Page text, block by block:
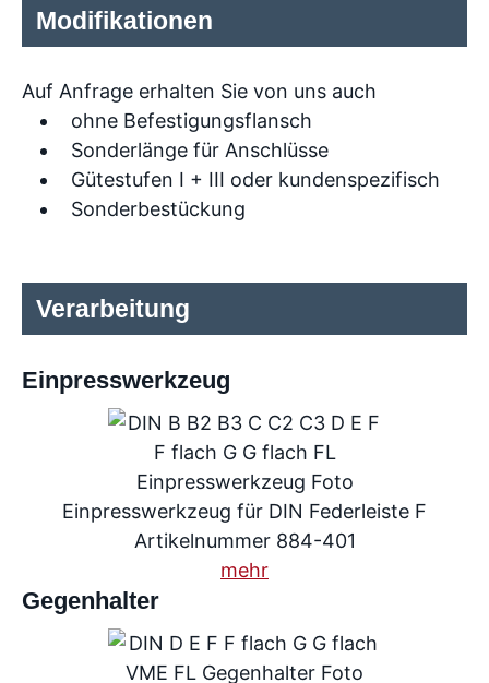
Modifikationen
Auf Anfrage erhalten Sie von uns auch
ohne Befestigungsflansch
Sonderlänge für Anschlüsse
Gütestufen I + III oder kundenspezifisch
Sonderbestückung
Verarbeitung
Einpresswerkzeug
Einpresswerkzeug für DIN Federleiste F
Artikelnummer 884-401
mehr
Gegenhalter